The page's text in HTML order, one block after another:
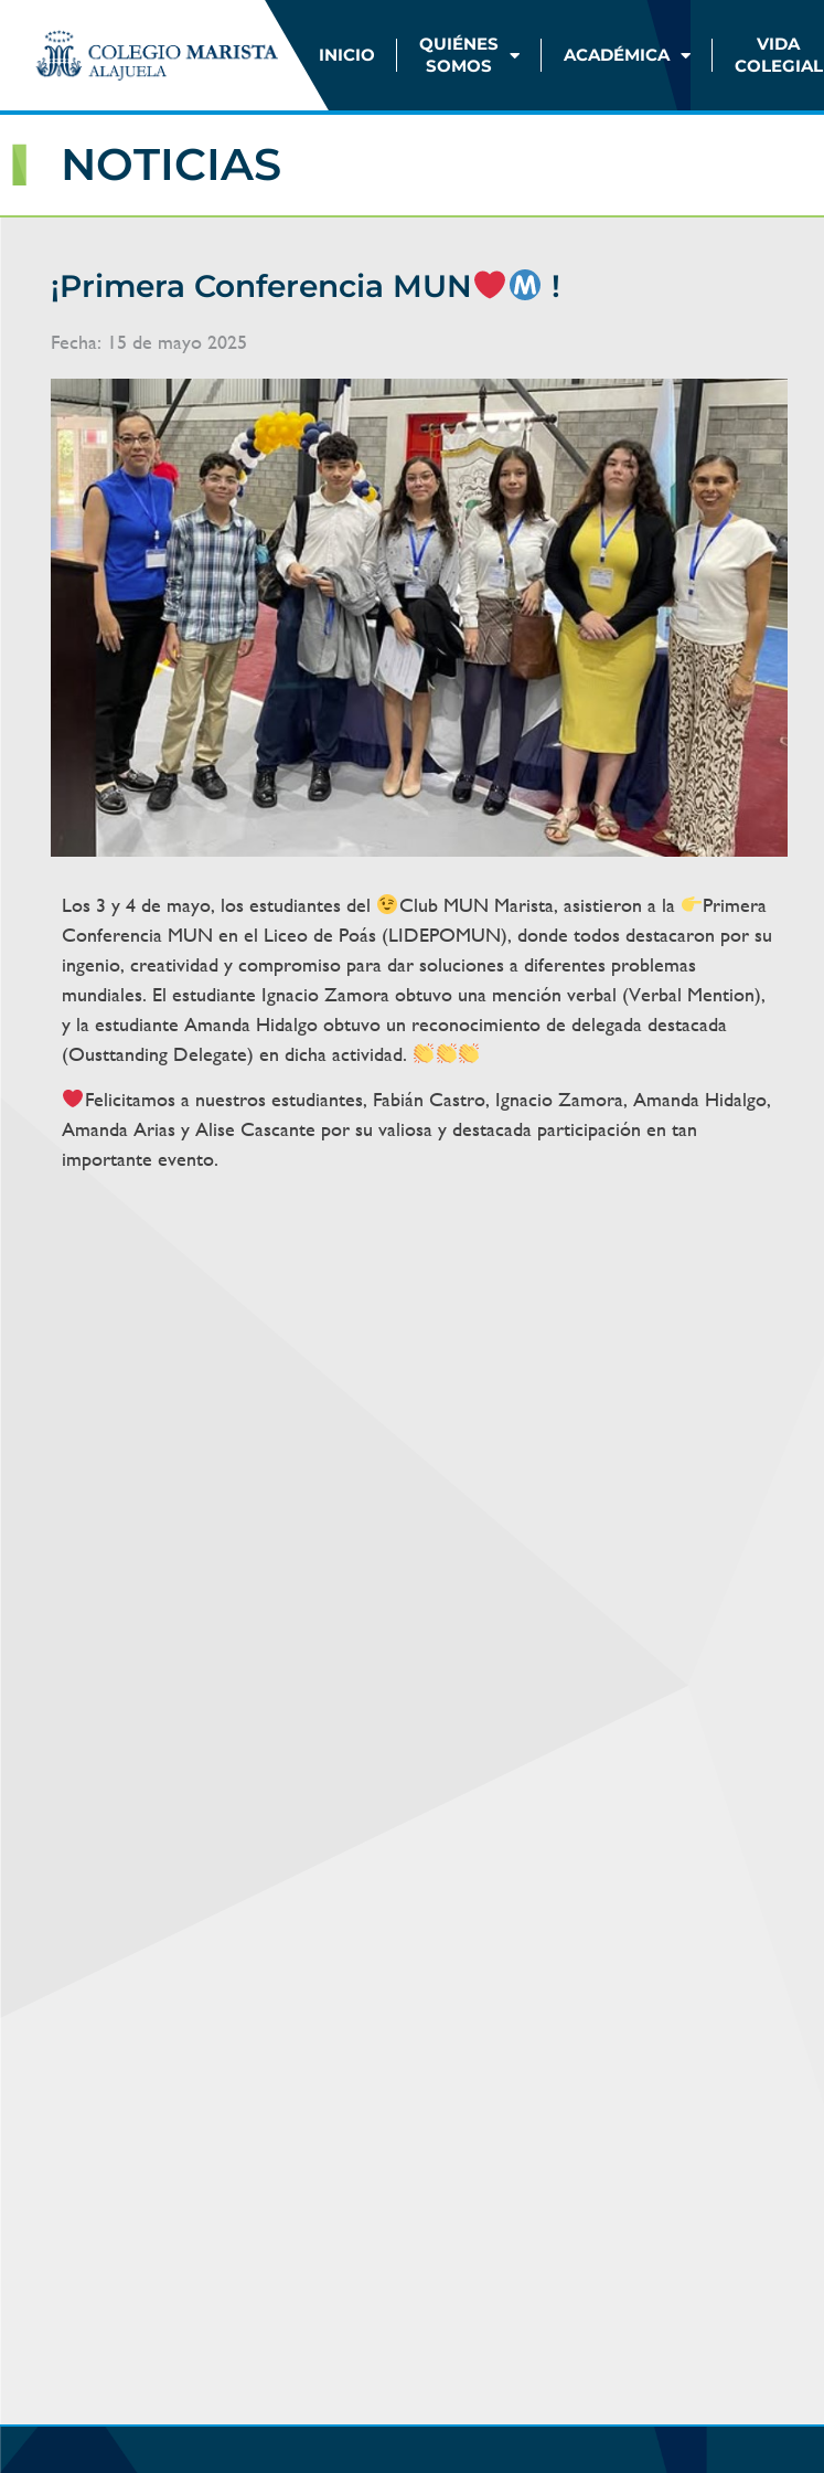
INICIO
QUIÉNES
SOMOS
ACADÉMICA
VIDA
COLEGIAL
NOTICIAS
¡Primera Conferencia MUN !
Fecha: 15 de mayo 2025
Los 3 y 4 de mayo, los estudiantes del Club MUN Marista, asistieron a la
Primera
Conferencia MUN en el Liceo de Poás (LIDEPOMUN), donde todos destacaron por su
ingenio, creatividad y compromiso para dar soluciones a diferentes problemas
mundiales. El estudiante Ignacio Zamora obtuvo una mención verbal (Verbal Mention),
y la estudiante Amanda Hidalgo obtuvo un reconocimiento de delegada destacada
(Ousttanding Delegate) en dicha actividad.
Felicitamos a nuestros estudiantes, Fabián Castro, Ignacio Zamora, Amanda Hidalgo,
Amanda Arias y Alise Cascante por su valiosa y destacada participación en tan
importante evento.